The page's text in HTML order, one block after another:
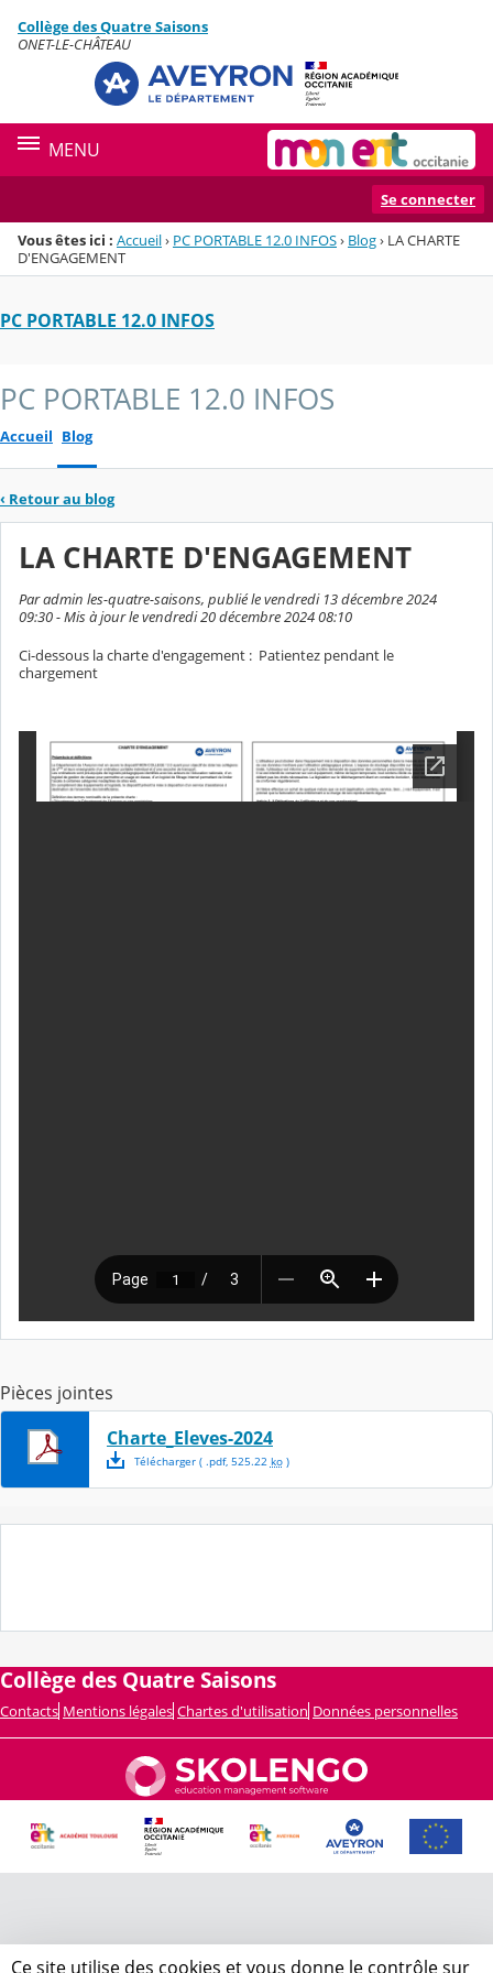
Menu de la rubrique
Contenu
Collège des Quatre Saisons
ONET-LE-CHÂTEAU
MENU
Se connecter
Vous êtes ici : Accueil› PC PORTABLE 12.0 INFOS› Blog› LA CHARTE
D'ENGAGEMENT
PC PORTABLE 12.0 INFOS
PC PORTABLE 12.0 INFOS
Accueil Blog
‹ Retour au blog
LA CHARTE D'ENGAGEMENT
Par admin les-quatre-saisons, publié le vendredi 13 décembre 2024
09:30 - Mis à jour le vendredi 20 décembre 2024 08:10
Ci-dessous la charte d'engagement : Patientez pendant le
chargement
Pièces jointes
Charte_Eleves-2024
Télécharger( .pdf, 525.22 ko)
Collège des Quatre Saisons
Contacts Mentions légales Chartes d'utilisation Données personnelles
Ce site utilise des cookies et vous donne le contrôle sur